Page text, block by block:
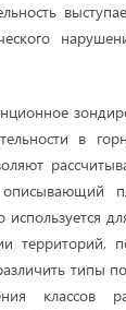
в
типы
классов